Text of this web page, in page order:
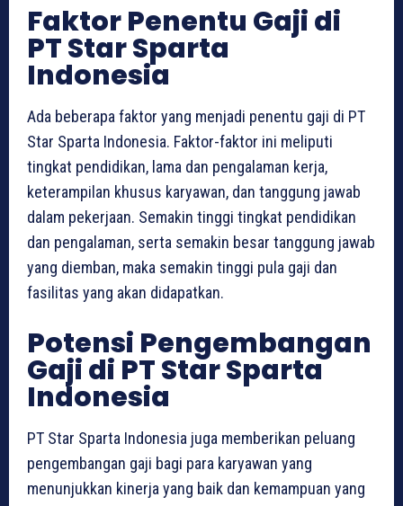
Faktor Penentu Gaji di
PT Star Sparta
Indonesia
Ada beberapa faktor yang menjadi penentu gaji di PT
Star Sparta Indonesia. Faktor-faktor ini meliputi
tingkat pendidikan, lama dan pengalaman kerja,
keterampilan khusus karyawan, dan tanggung jawab
dalam pekerjaan. Semakin tinggi tingkat pendidikan
dan pengalaman, serta semakin besar tanggung jawab
yang diemban, maka semakin tinggi pula gaji dan
fasilitas yang akan didapatkan.
Potensi Pengembangan
Gaji di PT Star Sparta
Indonesia
PT Star Sparta Indonesia juga memberikan peluang
pengembangan gaji bagi para karyawan yang
menunjukkan kinerja yang baik dan kemampuan yang